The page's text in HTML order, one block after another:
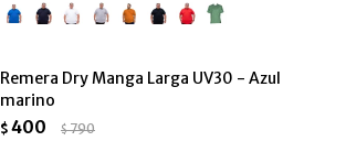
Remera Dry Manga Larga UV30 - Azul
marino
$ 400 $790